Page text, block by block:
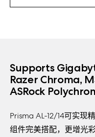
Supports
Razer Chroma,
ASRock
Prisma AL-12/14可实现
组件完美搭配，更增光